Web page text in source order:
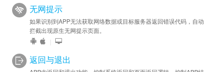
无网提示
如果识别到APP无法获取网络数据或目标服务器返回错误代码，自动
拦截出现原生无网提示页面。
|
返回与退出